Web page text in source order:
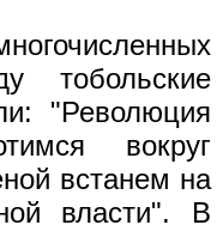
тобольские
"Революция
вокруг
встанем на
власти". В